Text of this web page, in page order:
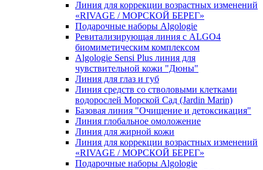
Линия для коррекции возрастных изменений
«RIVAGE / МОРСКОЙ БЕРЕГ»
Подарочные наборы Algologie
Ревитализирующая линия с ALGO4
биомиметическим комплексом
Algologie Sensi Plus линия для
чувcтвительной кожи "Дюны"
Линия для глаз и губ
Линия средств со стволовыми клетками
водорослей Морской Сад (Jardin Marin)
Базовая линия "Очищение и детоксикация"
Линия глобальное омоложение
Линия для жирной кожи
Линия для коррекции возрастных изменений
«RIVAGE / МОРСКОЙ БЕРЕГ»
Подарочные наборы Algologie